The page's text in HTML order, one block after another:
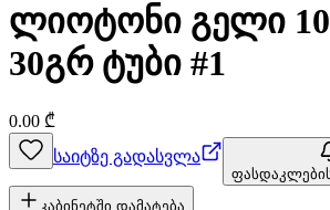
ლიოტონი გელი
30გრ ტუბი #1
0.00 ₾
საიტზე გადასვლა
კაბინეტში დამატება